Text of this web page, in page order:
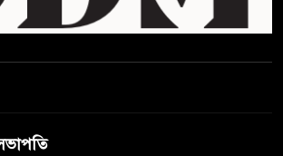
জনগনের অধিকার আদায়ে এসেছিঃ
জামাতের আমির